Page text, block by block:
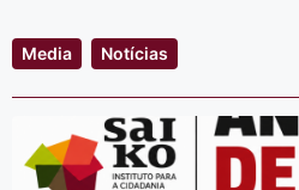
Media Notícias